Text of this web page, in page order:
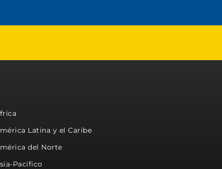
Latina y el Caribe
del Norte
Pacífico